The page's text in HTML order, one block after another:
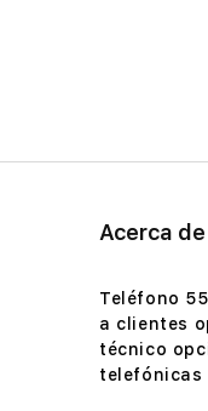
Acerca de
Teléfono
a clientes
técnico
telefónicas